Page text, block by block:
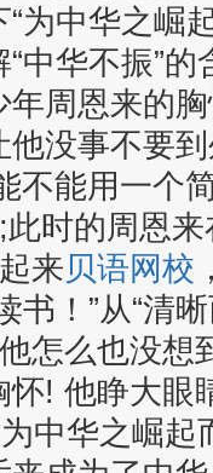
为中华之崛
中华不振”
周恩来的
没事不要
不能用一个
时的周恩
来贝语网校
书！”从“清
怎么也没想
! 他睁大眼
中华之崛